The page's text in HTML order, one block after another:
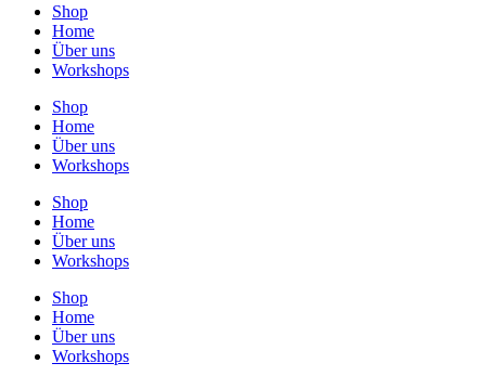
Shop
Home
Über uns
Workshops
Shop
Home
Über uns
Workshops
Shop
Home
Über uns
Workshops
Shop
Home
Über uns
Workshops